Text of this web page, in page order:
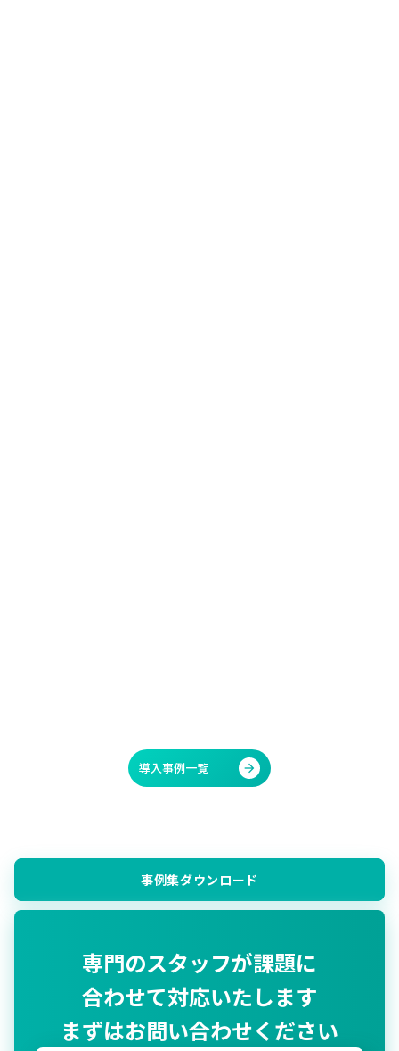
導入事例一覧 arrow_forward
事例集ダウンロード
専門のスタッフが課題に
合わせて対応いたします
まずはお問い合わせください